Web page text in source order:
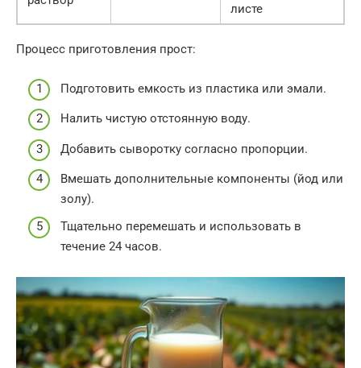
листе
Процесс приготовления прост:
Подготовить емкость из пластика или эмали.
Налить чистую отстоянную воду.
Добавить сыворотку согласно пропорции.
Вмешать дополнительные компоненты (йод или
золу).
Тщательно перемешать и использовать в
течение 24 часов.